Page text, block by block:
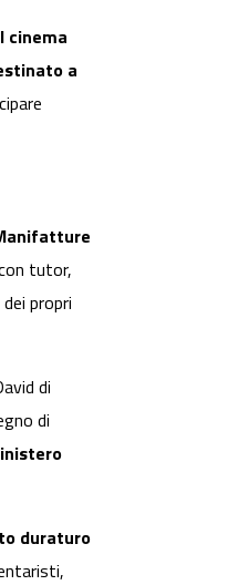
cinema
a
tutor,
propri
di
di
duraturo